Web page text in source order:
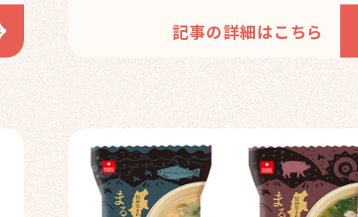
記事の詳細はこちら